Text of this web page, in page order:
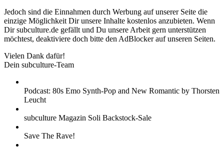
Jedoch sind die Einnahmen durch Werbung auf unserer Seite die
einzige Möglichkeit Dir unsere Inhalte kostenlos anzubieten. Wenn
Dir subculture.de gefällt und Du unsere Arbeit gern unterstützen
möchtest, deaktiviere doch bitte den AdBlocker auf unseren Seiten.
Vielen Dank dafür!
Dein subculture-Team
Podcast: 80s Emo Synth-Pop and New Romantic by Thorsten
Leucht
subculture Magazin Soli Backstock-Sale
Save The Rave!